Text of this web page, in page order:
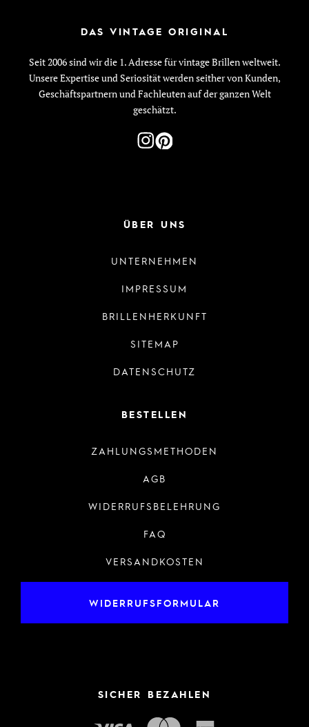
DAS VINTAGE ORIGINAL
Seit 2006 sind wir die 1. Adresse für vintage Brillen weltweit.
Unsere Expertise und Seriosität werden seither von Kunden,
Geschäftspartnern und Fachleuten auf der ganzen Welt
geschätzt.
ÜBER UNS
UNTERNEHMEN
IMPRESSUM
BRILLENHERKUNFT
SITEMAP
DATENSCHUTZ
BESTELLEN
ZAHLUNGSMETHODEN
AGB
WIDERRUFSBELEHRUNG
FAQ
VERSANDKOSTEN
WIDERRUFSFORMULAR
SICHER BEZAHLEN